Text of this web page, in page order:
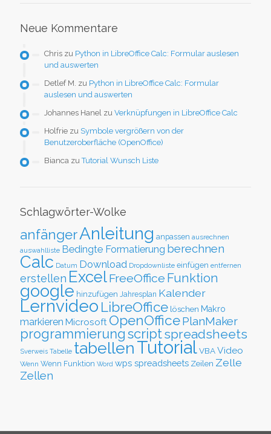
Neue Kommentare
Chris zu Python in LibreOffice Calc: Formular auslesen
und auswerten
Detlef M. zu Python in LibreOffice Calc: Formular
auslesen und auswerten
Johannes Hanel zu Verknüpfungen in LibreOffice Calc
Holfrie zu Symbole vergrößern von der
Benutzeroberfläche (OpenOffice)
Bianca zuTutorial Wunsch Liste
Schlagwörter-Wolke
anfängerAnleitung anpassen ausrechnen
auswahlliste Bedingte Formatierung berechnen
Calc Datum Download Dropdownliste einfügen entfernen
erstellen ExcelFreeOffice Funktion
google hinzufügen Jahresplan Kalender
Lernvideo LibreOffice löschen Makro
markieren Microsoft OpenOfficePlanMaker
programmierung scriptspreadsheets
Sverweis Tabelle tabellenTutorialVBAVideo
Wenn Wenn Funktion Word wps spreadsheets Zeilen Zelle
Zellen